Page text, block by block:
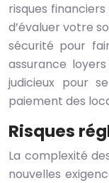
risques
d’évaluer votre
sécurité pour
assurance
judicieux pour
paiement des
Risques
La complexité
nouvelles